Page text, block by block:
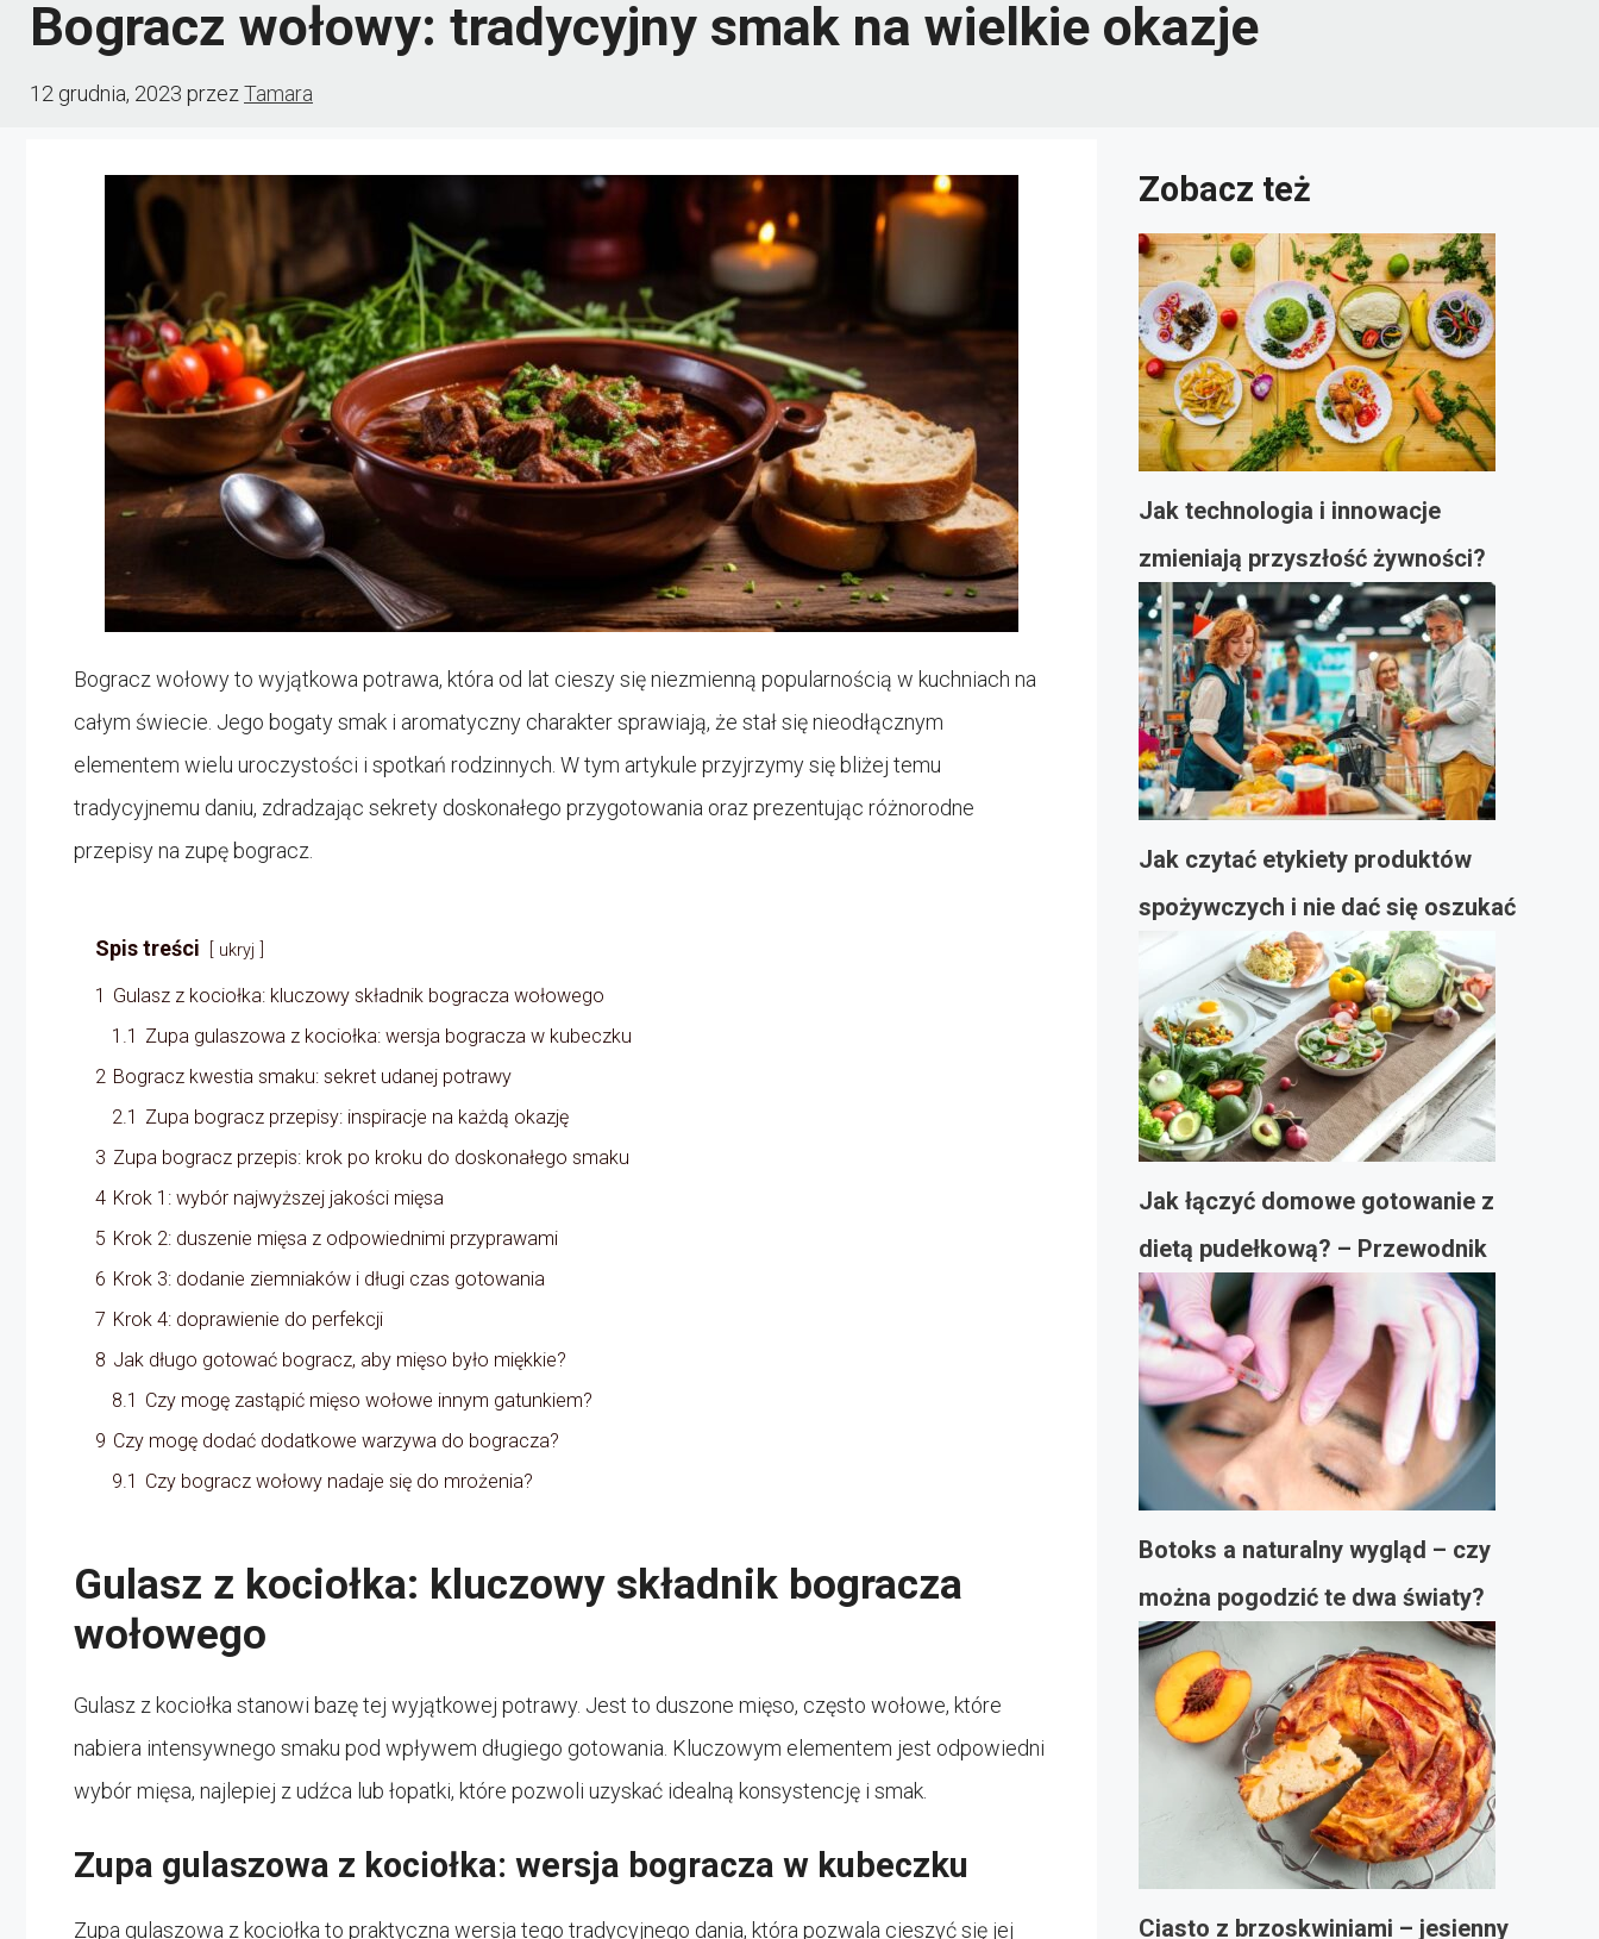
Bogracz wołowy: tradycyjny smak na wielkie okazje
12 grudnia, 2023 przezTamara
Bogracz wołowy to wyjątkowa potrawa, która od lat cieszy się niezmienną popularnością w kuchniach na
całym świecie. Jego bogaty smak i aromatyczny charakter sprawiają, że stał się nieodłącznym
elementem wielu uroczystości i spotkań rodzinnych. W tym artykule przyjrzymy się bliżej temu
tradycyjnemu daniu, zdradzając sekrety doskonałego przygotowania oraz prezentując różnorodne
przepisy na zupę bogracz.
Spis treści ukryj
1 Gulasz z kociołka: kluczowy składnik bogracza wołowego
1.1 Zupa gulaszowa z kociołka: wersja bogracza w kubeczku
2 Bogracz kwestia smaku: sekret udanej potrawy
2.1 Zupa bogracz przepisy: inspiracje na każdą okazję
3 Zupa bogracz przepis: krok po kroku do doskonałego smaku
4 Krok 1: wybór najwyższej jakości mięsa
5 Krok 2: duszenie mięsa z odpowiednimi przyprawami
6 Krok 3: dodanie ziemniaków i długi czas gotowania
7 Krok 4: doprawienie do perfekcji
8 Jak długo gotować bogracz, aby mięso było miękkie?
8.1 Czy mogę zastąpić mięso wołowe innym gatunkiem?
9 Czy mogę dodać dodatkowe warzywa do bogracza?
9.1 Czy bogracz wołowy nadaje się do mrożenia?
Gulasz z kociołka: kluczowy składnik bogracza
wołowego
Gulasz z kociołka stanowi bazę tej wyjątkowej potrawy. Jest to duszone mięso, często wołowe, które
nabiera intensywnego smaku pod wpływem długiego gotowania. Kluczowym elementem jest odpowiedni
wybór mięsa, najlepiej z udźca lub łopatki, które pozwoli uzyskać idealną konsystencję i smak.
Zupa gulaszowa z kociołka: wersja bogracza w kubeczku
Zupa gulaszowa z kociołka to praktyczna wersja tego tradycyjnego dania, która pozwala cieszyć się jej
Zobacz też
Jak technologia i innowacje
zmieniają przyszłość żywności?
Jak czytać etykiety produktów
spożywczych i nie dać się oszukać
Jak łączyć domowe gotowanie z
dietą pudełkową? – Przewodnik
Botoks a naturalny wygląd – czy
można pogodzić te dwa światy?
Ciasto z brzoskwiniami – jesienny